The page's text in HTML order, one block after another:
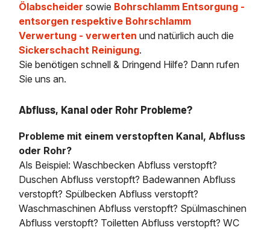
Ölabscheider sowie Bohrschlamm Entsorgung -
entsorgen respektive Bohrschlamm
Verwertung - verwerten und natürlich auch die
Sickerschacht Reinigung.
Sie benötigen schnell & Dringend Hilfe? Dann rufen
Sie uns an.
Abfluss, Kanal oder Rohr Probleme?
Probleme mit einem verstopften Kanal, Abfluss
oder Rohr?
Als Beispiel: Waschbecken Abfluss verstopft?
Duschen Abfluss verstopft? Badewannen Abfluss
verstopft? Spülbecken Abfluss verstopft?
Waschmaschinen Abfluss verstopft? Spülmaschinen
Abfluss verstopft? Toiletten Abfluss verstopft? WC